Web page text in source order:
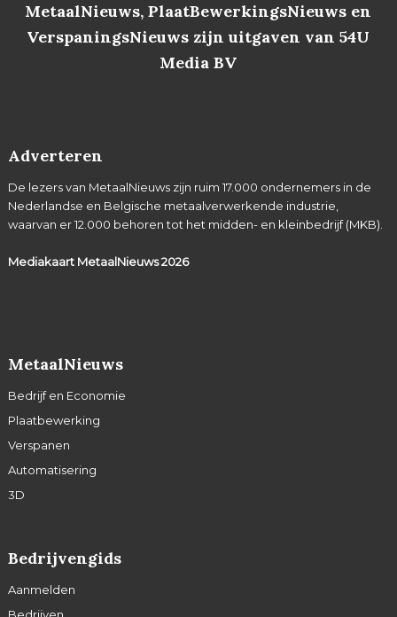
MetaalNieuws, PlaatBewerkingsNieuws en
VerspaningsNieuws zijn uitgaven van 54U
Media BV
Adverteren
De lezers van MetaalNieuws zijn ruim 17.000 ondernemers in de
Nederlandse en Belgische metaalverwerkende industrie,
waarvan er 12.000 behoren tot het midden- en kleinbedrijf (MKB).
Mediakaart MetaalNieuws2026
MetaalNieuws
Bedrijf en Economie
Plaatbewerking
Verspanen
Automatisering
3D
Bedrijvengids
Aanmelden